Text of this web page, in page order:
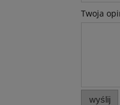
Twoja
wyślij